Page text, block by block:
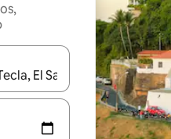
navega con las teclas de